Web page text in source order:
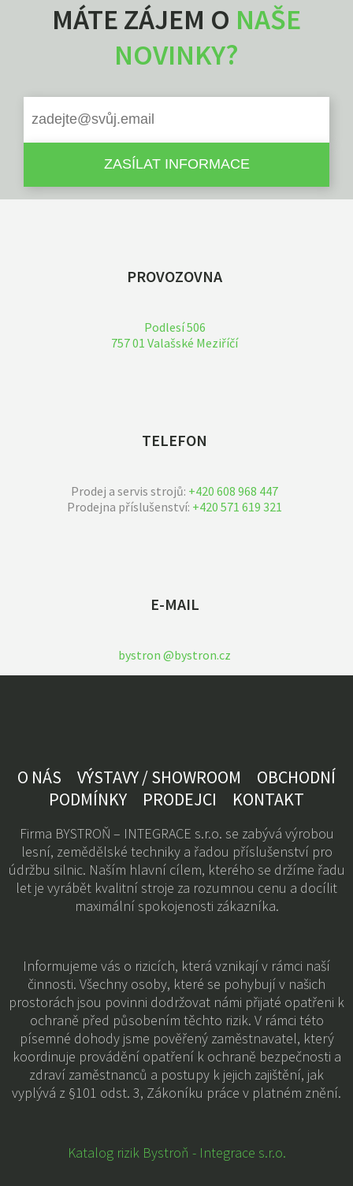
MÁTE ZÁJEM O NAŠE
NOVINKY?
PROVOZOVNA
Podlesí 506
757 01 Valašské Meziříčí
TELEFON
Prodej a servis strojů: +420 608 968 447
Prodejna příslušenství: +420 571 619 321
E-MAIL
bystron @bystron.cz
O NÁS VÝSTAVY / SHOWROOM
OBCHODNÍ
PODMÍNKY
PRODEJCI KONTAKT
Firma BYSTROŇ – INTEGRACE s.r.o. se zabývá výrobou
lesní, zemědělské techniky a řadou příslušenství pro
údržbu silnic. Naším hlavní cílem, kterého se držíme řadu
let je vyrábět kvalitní stroje za rozumnou cenu a docílit
maximální spokojenosti zákazníka.
Informujeme vás o rizicích, která vznikají v rámci naší
činnosti. Všechny osoby, které se pohybují v našich
prostorách jsou povinni dodržovat námi přijaté opatřeni k
ochraně před působením těchto rizik. V rámci této
písemné dohody jsme pověřený zaměstnavatel, který
koordinuje provádění opatření k ochraně bezpečnosti a
zdraví zaměstnanců a postupy k jejich zajištění, jak
vyplývá z §101 odst. 3, Zákoníku práce v platném znění.
Katalog rizik Bystroň - Integrace s.r.o.